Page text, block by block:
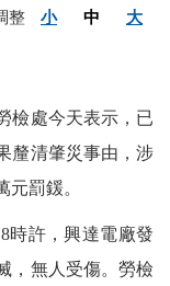
整 小 中 大
檢處今天表示，已
釐清肇災事由，涉
罰鍰。
時許，興達電廠發
，無人受傷。勞檢